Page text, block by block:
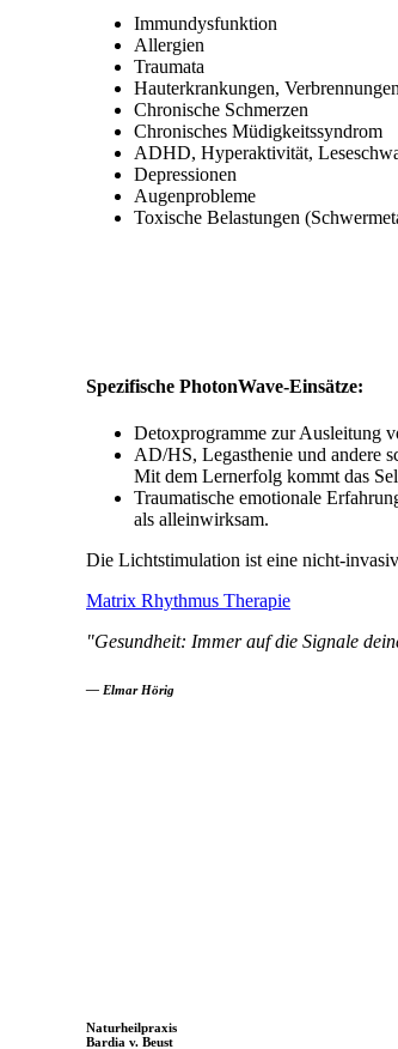
Immundysfunktion
Allergien
Traumata
Hauterkrankungen, Verbrennungen
Chronische Schmerzen
Chronisches Müdigkeitssyndrom
ADHD, Hyperaktivität,
Depressionen
Augenprobleme
Toxische Belastungen
Spezifische PhotonWave-Einsätze:
Detoxprogramme zur Ausleitung
AD/HS, Legasthenie und andere
Mit dem Lernerfolg kommt das
Traumatische emotionale
als alleinwirksam.
Die Lichtstimulation ist eine nicht-
Matrix Rhythmus Therapie
"Gesundheit: Immer auf die Signale
— Elmar Hörig
Naturheilpraxis
Bardia v. Beust